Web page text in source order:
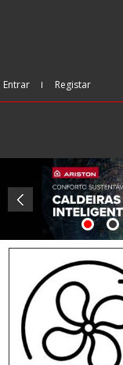
Entrar Registar